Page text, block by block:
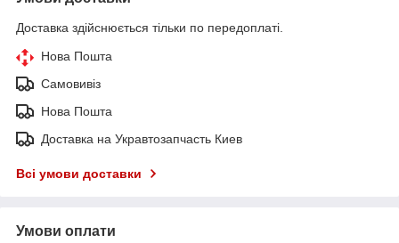
Доставка здійснюється тільки по передоплаті.
Нова Пошта
Самовивіз
Нова Пошта
Доставка на Укравтозапчасть Киев
Всі умови доставки
Умови оплати